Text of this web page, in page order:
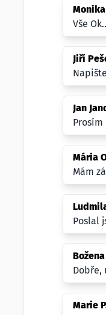
Vše
Jiří
Jan
Mária
Mám
Poslal
Dobře,
Marie